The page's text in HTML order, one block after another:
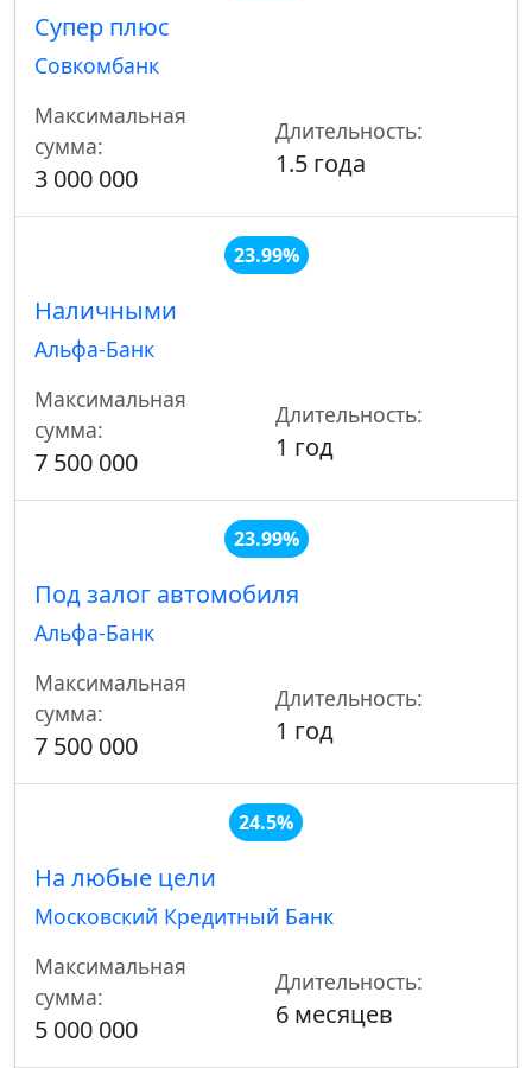
Супер плюс
Совкомбанк
Максимальная
сумма:
3 000 000
Длительность:
1.5 года
23.99%
Наличными
Альфа-Банк
Максимальная
сумма:
7 500 000
Длительность:
1 год
23.99%
Под залог автомобиля
Альфа-Банк
Максимальная
сумма:
7 500 000
Длительность:
1 год
24.5%
На любые цели
Московский Кредитный Банк
Максимальная
сумма:
5 000 000
Длительность:
6 месяцев